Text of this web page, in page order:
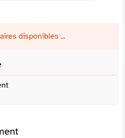
disponibles ...